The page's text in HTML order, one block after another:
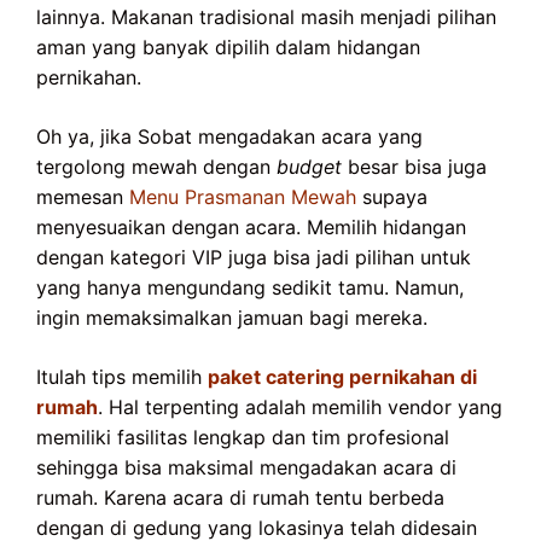
lainnya. Makanan tradisional masih menjadi pilihan
aman yang banyak dipilih dalam hidangan
pernikahan.
Oh ya, jika Sobat mengadakan acara yang
tergolong mewah dengan budget besar bisa juga
memesan Menu Prasmanan Mewah supaya
menyesuaikan dengan acara. Memilih hidangan
dengan kategori VIP juga bisa jadi pilihan untuk
yang hanya mengundang sedikit tamu. Namun,
ingin memaksimalkan jamuan bagi mereka.
Itulah tips memilih paket catering pernikahan di
rumah. Hal terpenting adalah memilih vendor yang
memiliki fasilitas lengkap dan tim profesional
sehingga bisa maksimal mengadakan acara di
rumah. Karena acara di rumah tentu berbeda
dengan di gedung yang lokasinya telah didesain